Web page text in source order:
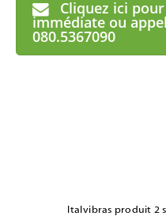
Cliquez ici
immédiate ou
080.5367090
Italvibras produit 2